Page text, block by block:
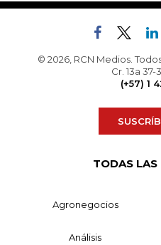
© 2026, RCN Medios.
Cr. 13a
(+57) 1
TODAS LAS
Agronegocios
Análisis